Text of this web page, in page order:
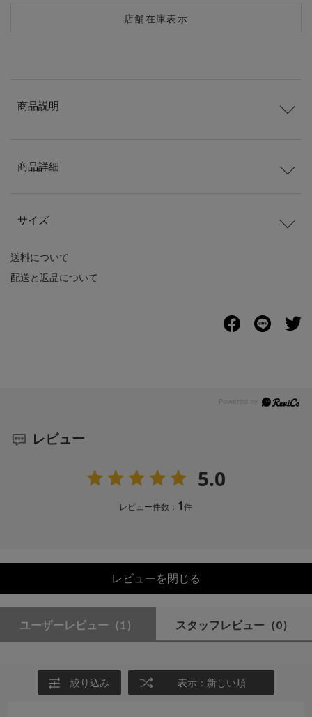
店舗在庫表示
送料について
配送と返品について
商品説明
商品詳細
サイズ
レビュー
5.0
レビュー件数： 1件
レビューを閉じる
ユーザーレビュー （1） スタッフレビュー （0）
絞り込み 表示：新しい順